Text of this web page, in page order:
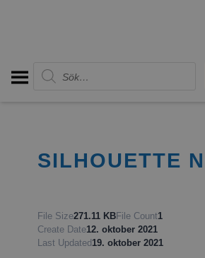
Produktsökning
SILHOUETTE
File Size271.11 KBFile Count1
Create Date12. oktober 2021
Last Updated 19. oktober 2021